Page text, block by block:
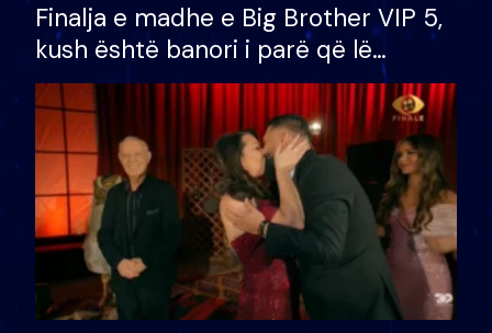
Finalja e madhe e Big Brother VIP 5,
kush është banori i parë që lë
shtëpinë dhe humb mundësinë për
të fituar çmimin e madh